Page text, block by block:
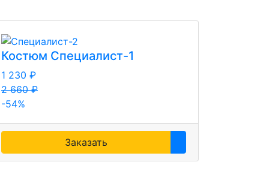
Костюм Специалист-1
1 230 ₽
2 660 ₽
-54%
Заказать